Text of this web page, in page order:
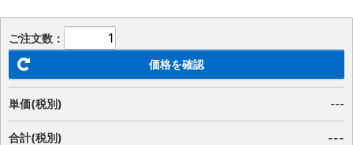
ご注文数：
価格を確認
単価(税別) ---
合計(税別)
---